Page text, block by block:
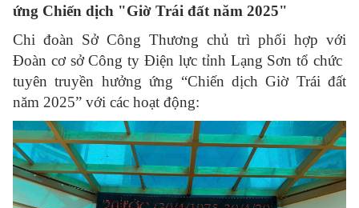
ứng Chiến dịch "Giờ Trái đất năm 2025"
Chi đoàn Sở Công Thương chủ trì phối hợp với
Đoàn cơ sở Công ty Điện lực tỉnh Lạng Sơn tổ chức
tuyên truyền hưởng ứng “Chiến dịch Giờ Trái đất
năm 2025” với các hoạt động: